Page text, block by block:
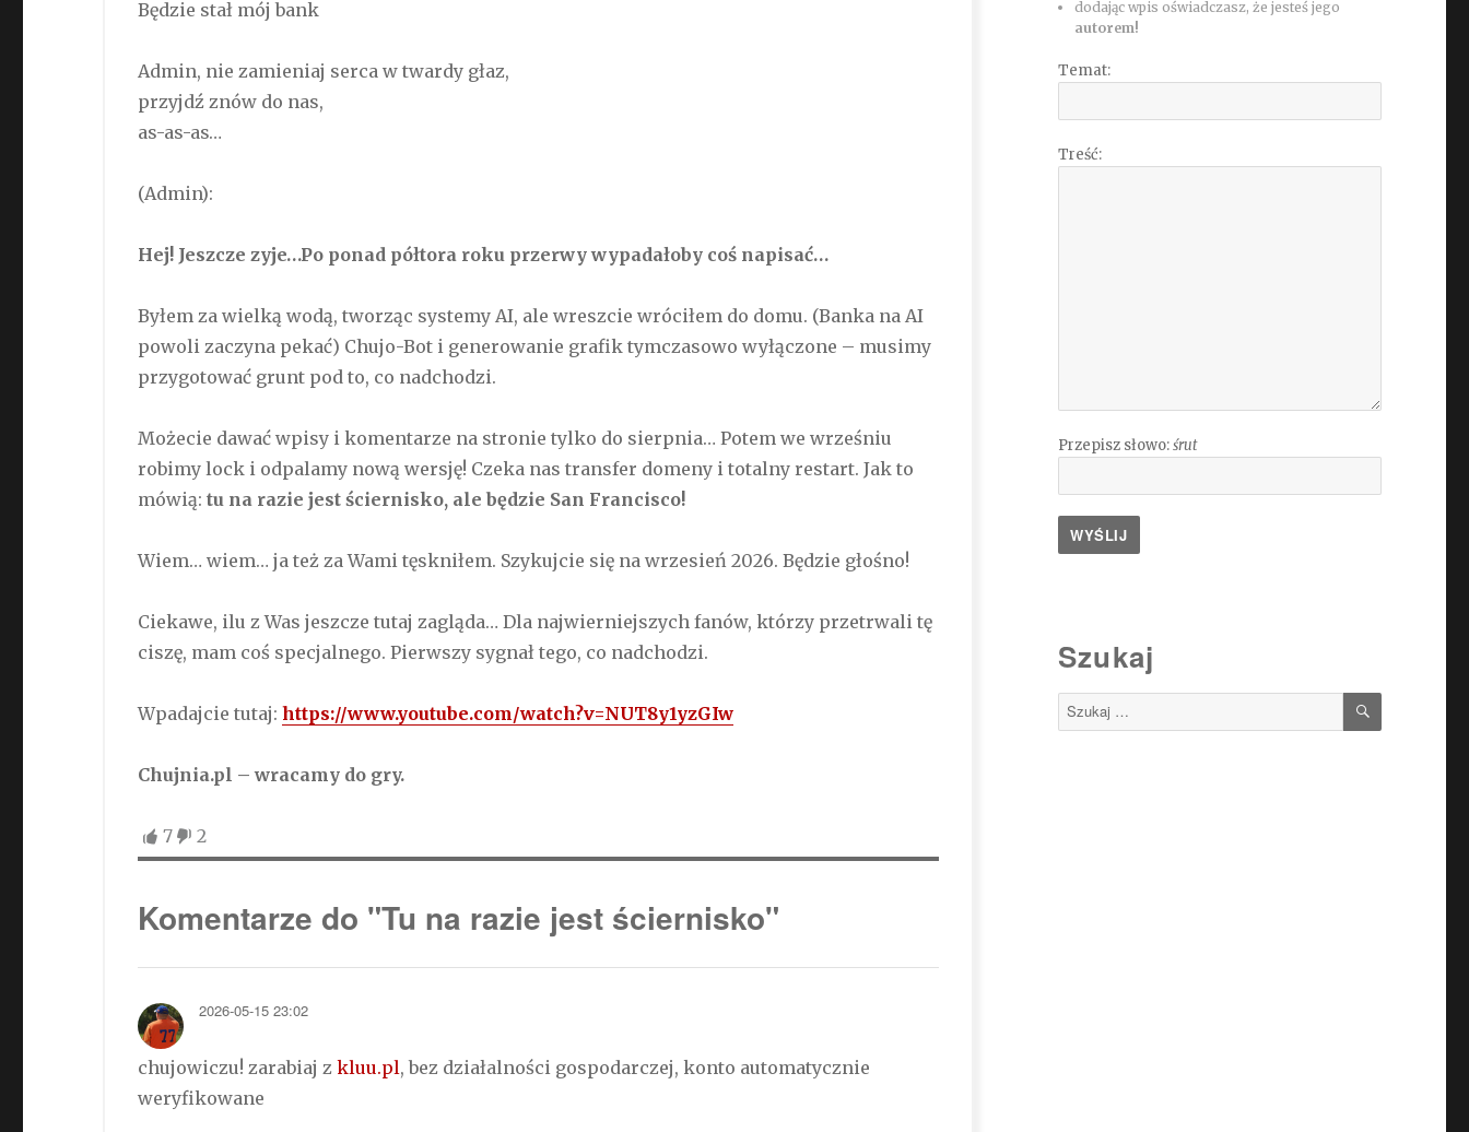
Będzie stał mój bank
Admin, nie zamieniaj serca w twardy głaz,
przyjdź znów do nas,
as-as-as…
(Admin):
Hej! Jeszcze zyje…Po ponad półtora roku przerwy wypadałoby coś napisać…
Byłem za wielką wodą, tworząc systemy AI, ale wreszcie wróciłem do domu. (Banka na AI
powoli zaczyna pekać) Chujo-Bot i generowanie grafik tymczasowo wyłączone – musimy
przygotować grunt pod to, co nadchodzi.
Możecie dawać wpisy i komentarze na stronie tylko do sierpnia… Potem we wrześniu
robimy lock i odpalamy nową wersję! Czeka nas transfer domeny i totalny restart. Jak to
mówią:tu na razie jest ściernisko, ale będzie San Francisco!
Wiem… wiem… ja też za Wami tęskniłem. Szykujcie się na wrzesień 2026. Będzie głośno!
Ciekawe, ilu z Was jeszcze tutaj zagląda… Dla najwierniejszych fanów, którzy przetrwali tę
ciszę, mam coś specjalnego. Pierwszy sygnał tego, co nadchodzi.
Wpadajcie tutaj:https://www.youtube.com/watch?v=NUT8y1yzGIw
Chujnia.pl – wracamy do gry.
7 2
Komentarze do "Tu na razie jest ściernisko"
2026-05-15 23:02
chujowiczu! zarabiaj zkluu.pl, bez działalności gospodarczej, konto automatycznie
weryfikowane
dodając wpis oświadczasz, że jesteś jego
autorem!
Temat:
Treść:
Przepisz słowo:śrut
Szukaj
Szukaj: SZUKAJ